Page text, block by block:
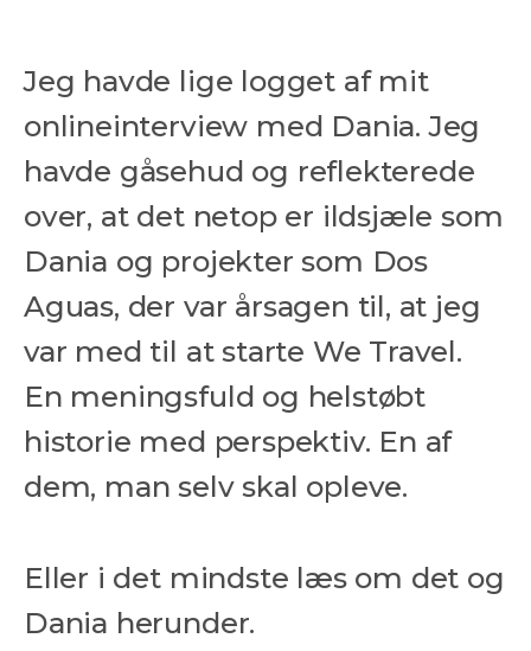
Jeg havde lige logget af mit
onlineinterview med Dania. Jeg
havde gåsehud og reflekterede
over, at det netop er ildsjæle som
Dania og projekter som Dos
Aguas, der var årsagen til, at jeg
var med til at starte We Travel.
En meningsfuld og helstøbt
historie med perspektiv. En af
dem, man selv skal opleve.
Eller i det mindste læs om det og
Dania herunder.
Tlf: 78 78 89 89
Åbent man-fre 9-17
We Travel Aps
1908 Frb. C
Email: contact@wetravel.dk
CVR: 39166372
Rejsegarantifonden: 2868
DESTINATIONER
INSPIRATION